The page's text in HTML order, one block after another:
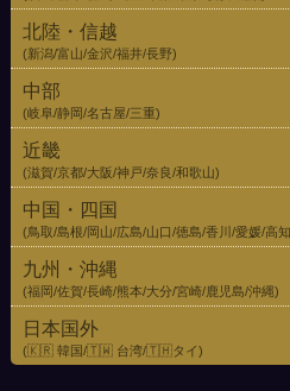
北陸・信越
(新潟/富山/金沢/福井/長野)
中部
(岐阜/静岡/名古屋/三重)
近畿
(滋賀/京都/大阪/神戸/奈良/和歌山)
中国・四国
(鳥取/島根/岡山/広島/山口/徳島/香川/愛媛/高
九州・沖縄
(福岡/佐賀/長崎/熊本/大分/宮崎/鹿児島/沖縄)
日本国外
(🇰🇷 韓国/🇹🇼 台湾/🇹🇭タイ)